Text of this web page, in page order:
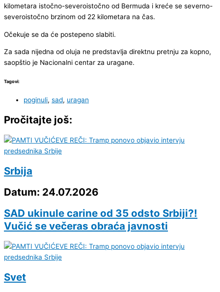
kilometara istočno-severoistočno od Bermuda i kreće se severno-
severoistočno brzinom od 22 kilometara na čas.
Očekuje se da će postepeno slabiti.
Za sada nijedna od oluja ne predstavlja direktnu pretnju za kopno,
saopštio je Nacionalni centar za uragane.
Tagovi:
poginuli, sad, uragan
Pročitajte još:
Srbija
Datum: 24.07.2026
SAD ukinule carine od 35 odsto Srbiji?!
Vučić se večeras obraća javnosti
Svet